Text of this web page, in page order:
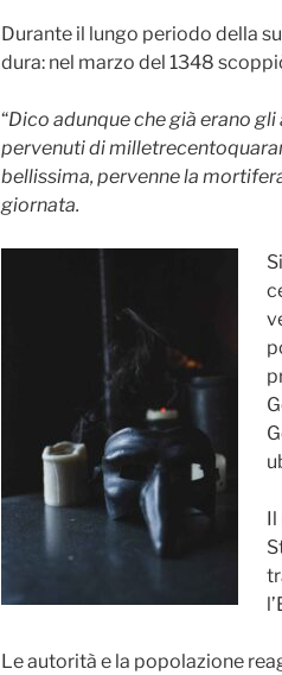
Durante il lungo periodo della
dura: nel marzo del 1348
“Dico adunque che già erano
pervenuti di
bellissima, pervenne la
giornata.
Il
Le autorità e la popolazione